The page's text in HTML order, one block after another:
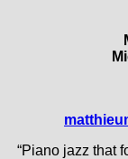
“Piano jazz that